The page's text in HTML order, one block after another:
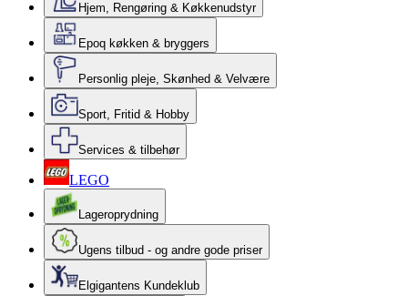
Hjem, Rengøring & Køkkenudstyr
Epoq køkken & bryggers
Personlig pleje, Skønhed & Velvære
Sport, Fritid & Hobby
Services & tilbehør
LEGO
Lageroprydning
Ugens tilbud - og andre gode priser
Elgigantens Kundeklub